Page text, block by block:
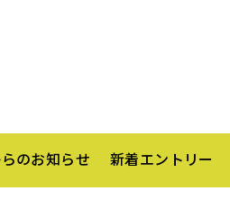
のお知らせ 新着エントリー